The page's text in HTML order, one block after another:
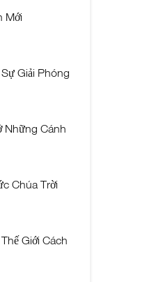
Mới
Giải Phóng
Những Cánh
Chúa Trời
Giới Cách